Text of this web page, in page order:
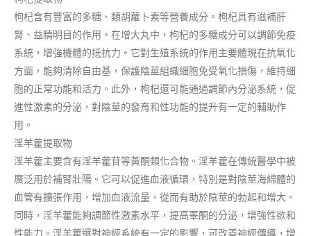
枸杞含有豐富的多糖、類胡蘿卜素等營養成分。枸杞具有滋補肝
腎、益精明目的作用。在增大丸中，枸杞的多糖成分可以調節免疫
系統，增強機體的抵抗力。它對生殖系統的作用主要體現在抗氧化
方面，能夠清除自由基，保護陰莖組織細胞免受氧化損傷，維持細
胞的正常功能和活力。此外，枸杞還可能通過調節內分泌系統，促
進性激素的分泌，對陰莖的發育和性功能的提升有一定的輔助作
用。
淫羊藿提取物
淫羊藿主要含有淫羊藿苷等黃酮類化合物。淫羊藿在傳統醫學中被
廣泛用於補腎壯陽。它可以促進血液循環，特別是對陰莖海綿體的
血管有擴張作用，增加血液流量，從而有助於陰莖的勃起和增大。
同時，淫羊藿能夠調節性激素水平，提高睪酮的分泌，增強性欲和